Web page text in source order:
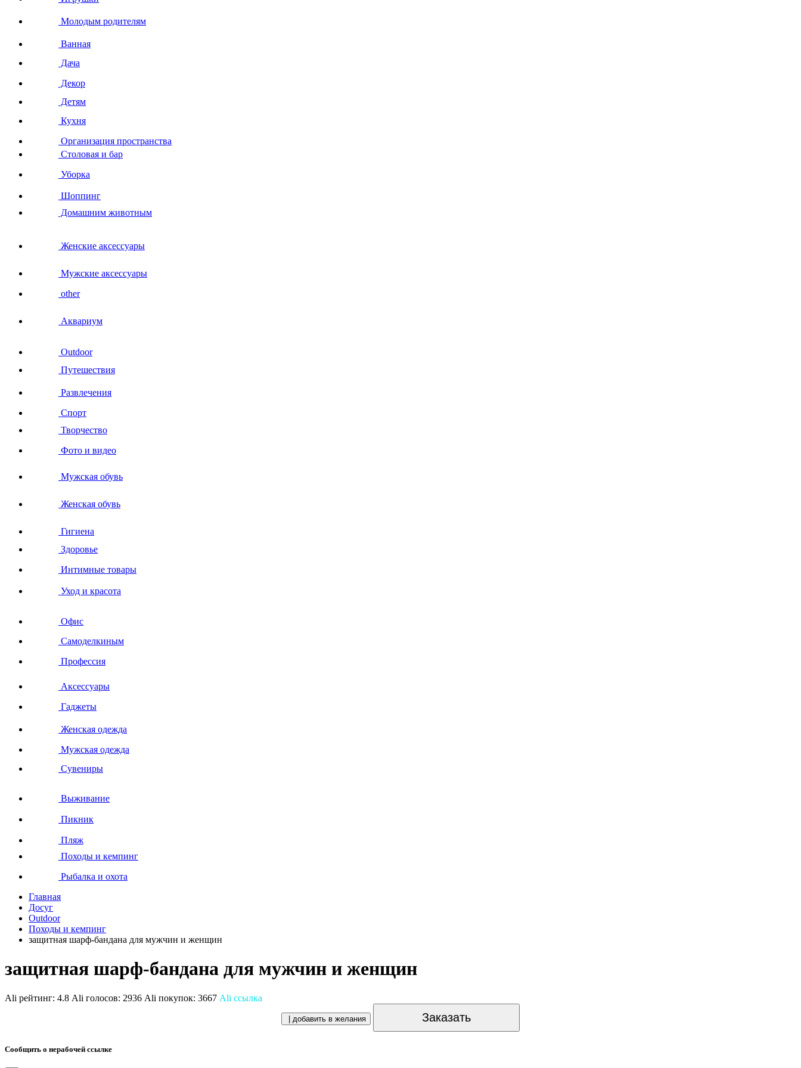
Молодым родителям
Ванная
Дача
Декор
Детям
Кухня
Организация пространства
Столовая и бар
Уборка
Шоппинг
Домашним животным
Женские аксессуары
Мужские аксессуары
other
Аквариум
Outdoor
Путешествия
Развлечения
Спорт
Творчество
Фото и видео
Мужская обувь
Женская обувь
Гигиена
Здоровье
Интимные товары
Уход и красота
Офис
Самоделкиным
Профессия
Аксессуары
Гаджеты
Женская одежда
Мужская одежда
Сувениры
Выживание
Пикник
Пляж
Походы и кемпинг
Рыбалка и охота
Главная
Досуг
Outdoor
Походы и кемпинг
защитная шарф-бандана для мужчин и женщин
защитная шарф-бандана для мужчин и женщин
Ali рейтинг: 4.8 Ali голосов: 2936 Ali покупок: 3667 Ali ссылка
| добавить в желания Заказать
Сообщить о нерабочей ссылке